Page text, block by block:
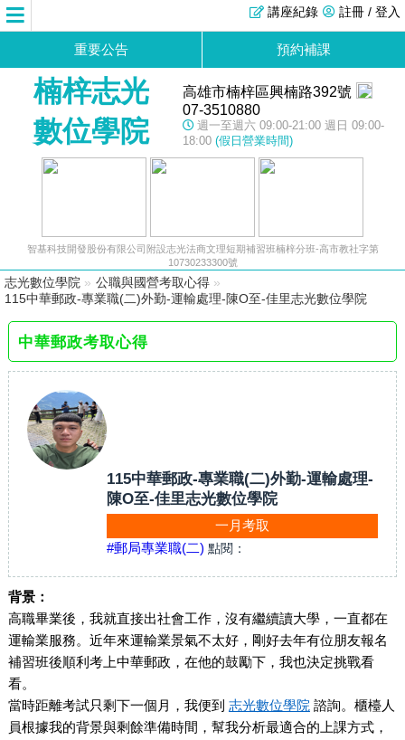
註冊 / 登入
講座紀錄
重要公告 預約補課
楠梓志光
數位學院
高雄市楠梓區興楠路392號
07-3510880
週一至週六 09:00-21:00 週日 09:00-
18:00 (假日營業時間)
智基科技開發股份有限公司附設志光法商文理短期補習班楠梓分班-高市教社字第
10730233300號
志光數位學院 » 公職與國營考取心得 »
115中華郵政-專業職(二)外勤-運輸處理-陳O至-佳里志光數位學院
中華郵政考取心得
115中華郵政-專業職(二)外勤-運輸處理-
陳O至-佳里志光數位學院
一月考取
#郵局專業職(二) 點閱：
背景：
高職畢業後，我就直接出社會工作，沒有繼續讀大學，一直都在
運輸業服務。近年來運輸業景氣不太好，剛好去年有位朋友報名
補習班後順利考上中華郵政，在他的鼓勵下，我也決定挑戰看
看。
當時距離考試只剩下一個月，我便到 志光數位學院 諮詢。櫃檯人
員根據我的背景與剩餘準備時間，幫我分析最適合的上課方式，